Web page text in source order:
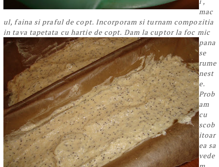
mac
ul, faina si praful de copt. Incorporam si turnam compozitia
in tava tapetata cu hartie de copt. Dam la cuptor la foc mic
pana
se
rume
nest
e.
Prob
am
cu
scob
itoar
ea sa
vede